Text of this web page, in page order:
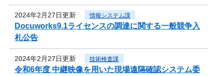
2024年2月27日更新 情報システム課
Docuworks9.1ライセンスの調達に関する一般競争入
札公告
2024年2月27日更新 技術検査課
令和6年度 中継映像を用いた現場遠隔確認システム委